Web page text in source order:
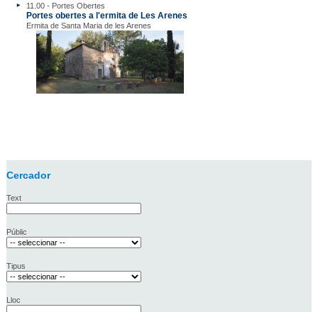
11.00 - Portes Obertes
Portes obertes a l'ermita de Les Arenes
Ermita de Santa Maria de les Arenes
Cercador
Text
Públic
Tipus
Lloc